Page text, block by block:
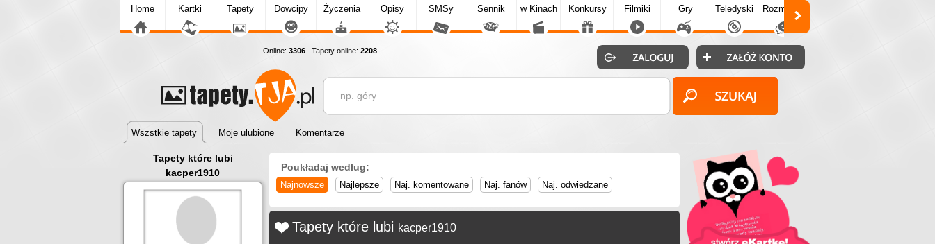
Home Kartki Tapety Dowcipy Życzenia Opisy SMSy Sennik w Kinach Konkursy Filmiki Gry Teledyski Rozmówki
Online: 3306 Tapety online: 2208
Wszstkie tapety Moje ulubione Komentarze
Tapety które lubi
kacper1910
Poukładaj według:
Najnowsze Najlepsze Naj. komentowane Naj. fanów Naj. odwiedzane
Tapety które lubi kacper1910